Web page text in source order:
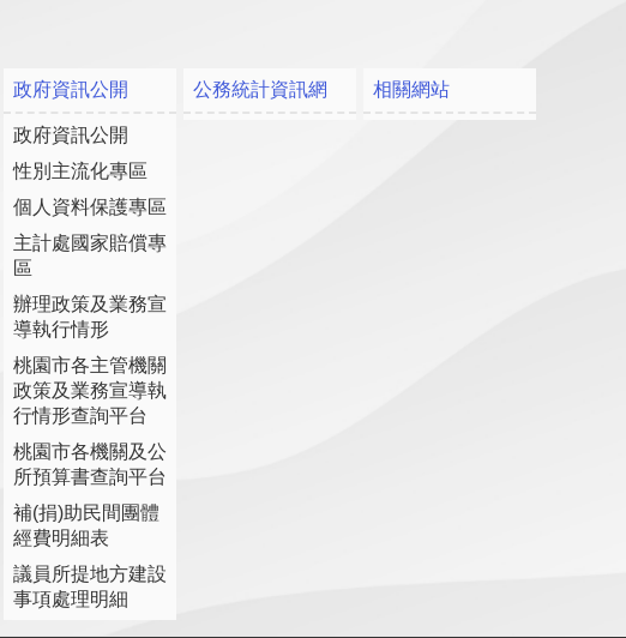
政府資訊公開
政府資訊公開
性別主流化專區
個人資料保護專區
主計處國家賠償專
區
辦理政策及業務宣
導執行情形
桃園市各主管機關
政策及業務宣導執
行情形查詢平台
桃園市各機關及公
所預算書查詢平台
補(捐)助民間團體
經費明細表
議員所提地方建設
事項處理明細
公務統計資訊網 相關網站